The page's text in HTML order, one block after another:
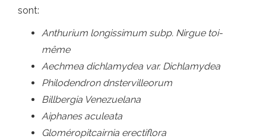
sont:
Anthurium longissimum subp. Nirgue toi-
même
Aechmea dichlamydea var. Dichlamydea
Philodendron dnstervilleorum
Billbergia Venezuelana
Aiphanes aculeata
Gloméropitcairnia erectiflora